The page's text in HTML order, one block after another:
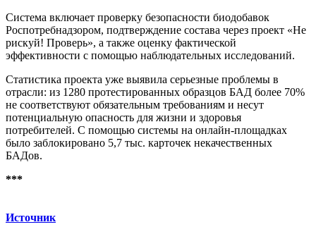
Система включает проверку безопасности биодобавок
Роспотребнадзором, подтверждение состава через проект «Не
рискуй! Проверь», а также оценку фактической
эффективности с помощью наблюдательных исследований.
Статистика проекта уже выявила серьезные проблемы в
отрасли: из 1280 протестированных образцов БАД более 70%
не соответствуют обязательным требованиям и несут
потенциальную опасность для жизни и здоровья
потребителей. С помощью системы на онлайн-площадках
было заблокировано 5,7 тыс. карточек некачественных
БАДов.
***
Источник